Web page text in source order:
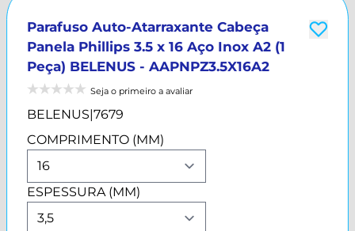
Parafuso Auto-Atarraxante Cabeça
Panela Phillips 3.5 x 16 Aço Inox A2 (1
Peça) BELENUS - AAPNPZ3.5X16A2
Seja o primeiro a avaliar
BELENUS|7679
COMPRIMENTO (MM)
ESPESSURA (MM)